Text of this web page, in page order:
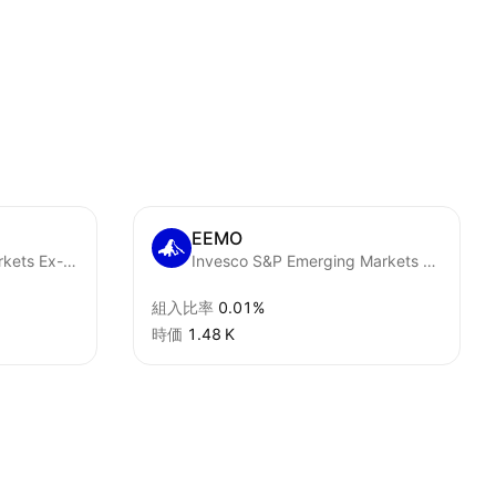
Vanguard Emerging Markets Ex-China ETF
EEMO
Invesco S&P Emerging Markets Momentum ETF
組入比率 0.01%
時価 ‪1.48 K‬